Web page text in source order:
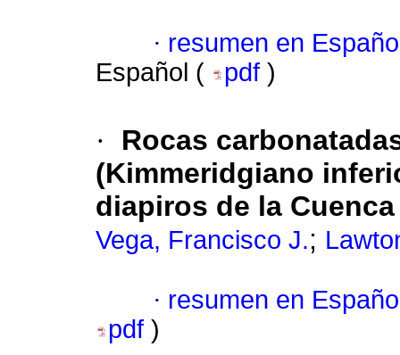
· resumen en
Español (
pdf )
·
Rocas
(Kimmeridgiano
diapiros de la
Vega, Francisco J.;
· resumen en
pdf )